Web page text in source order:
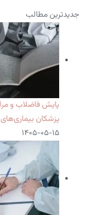
جدیدترین مطالب
پایش فاضلاب و
پزشکان بیماری‌های
۱۴۰۵-۰۵-۱۵